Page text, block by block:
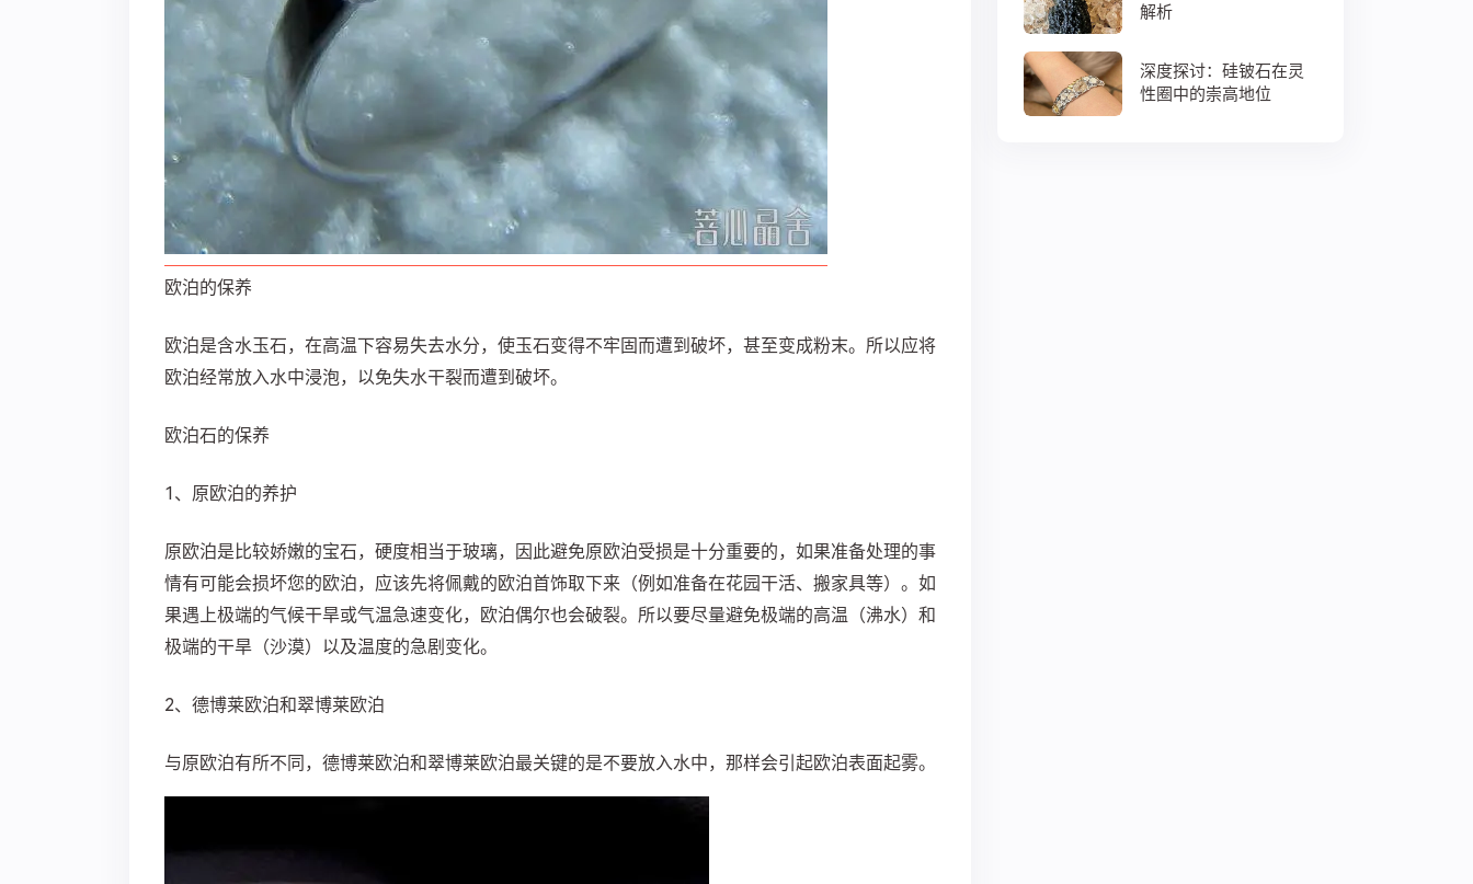
欧泊的保养
欧泊是含水玉石，在高温下容易失去水分，使玉石变得不牢固而遭到破坏，甚至变成粉末。所以应将
欧泊经常放入水中浸泡，以免失水干裂而遭到破坏。
欧泊石的保养
1、原欧泊的养护
原欧泊是比较娇嫩的宝石，硬度相当于玻璃，因此避免原欧泊受损是十分重要的，如果准备处理的事
情有可能会损坏您的欧泊，应该先将佩戴的欧泊首饰取下来（例如准备在花园干活、搬家具等）。如
果遇上极端的气候干旱或气温急速变化，欧泊偶尔也会破裂。所以要尽量避免极端的高温（沸水）和
极端的干旱（沙漠）以及温度的急剧变化。
2、德博莱欧泊和翠博莱欧泊
与原欧泊有所不同，德博莱欧泊和翠博莱欧泊最关键的是不要放入水中，那样会引起欧泊表面起雾。
解析
深度探讨：硅铍石在灵
性圈中的崇高地位